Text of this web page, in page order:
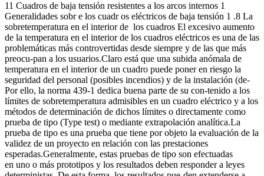
11 Cuadros de baja tensión resistentes a los arcos internos 1
Generalidades sobr e los cuadr os eléctricos de baja tensión 1 .8 La
sobretemperatura en el interior de los cuadros El excesivo aumento
de la temperatura en el interior de los cuadros eléctricos es una de las
problemáticas más controvertidas desde siempre y de las que más
preocu-pan a los usuarios.Claro está que una subida anómala de
temperatura en el interior de un cuadro puede poner en riesgo la
seguridad del personal (posibles incendios) y de la instalación (de-
Por ello, la norma 439-1 dedica buena parte de su con-tenido a los
límites de sobretemperatura admisibles en un cuadro eléctrico y a los
métodos de determinación de dichos límites o directamente como
prueba de tipo (Type test) o mediante extrapolación analítica.La
prueba de tipo es una prueba que tiene por objeto la evaluación de la
validez de un proyecto en relación con las prestaciones
esperadas.Generalmente, estas pruebas de tipo son efectuadas
en uno o más prototipos y los resultados deben responder a leyes